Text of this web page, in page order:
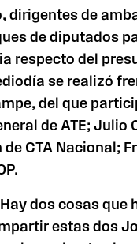
dirigentes de
de diputados
respecto del
se realizó
del que
de ATE; Julio
CTA Nacional;
dos cosas que
estas dos